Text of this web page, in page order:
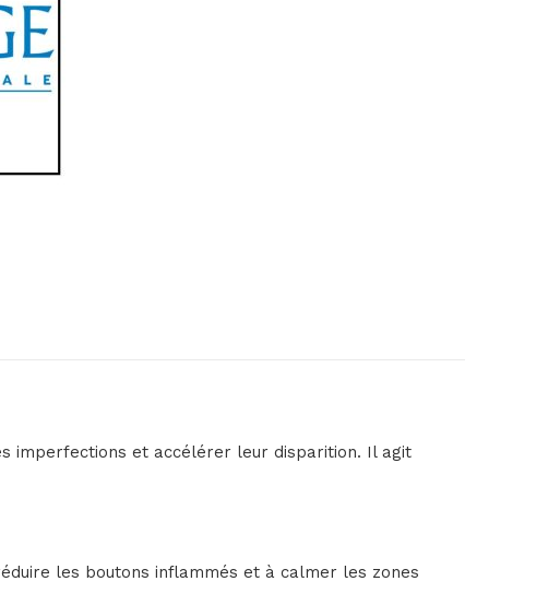
imperfections et accélérer leur disparition. Il agit
les boutons inflammés et à calmer les zones